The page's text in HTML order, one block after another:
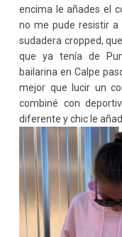
encima le añades el
no me pude resistir a
sudadera cropped,
que ya tenía de
bailarina en Calpe
mejor que lucir un
combiné con
diferente y chic le